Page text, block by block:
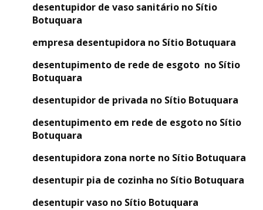
desentupidor de vaso sanitário no Sítio
Botuquara
empresa desentupidora no Sítio Botuquara
desentupimento de rede de esgoto no Sítio
Botuquara
desentupidor de privada no Sítio Botuquara
desentupimento em rede de esgoto no Sítio
Botuquara
desentupidora zona norte no Sítio Botuquara
desentupir pia de cozinha no Sítio Botuquara
desentupir vaso no Sítio Botuquara